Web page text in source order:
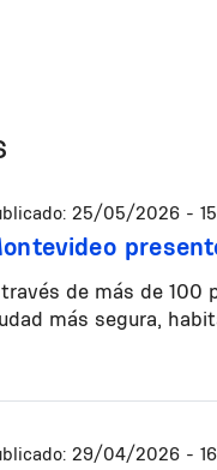
25/05/2026 -
de más de 100
más segura,
29/04/2026 -